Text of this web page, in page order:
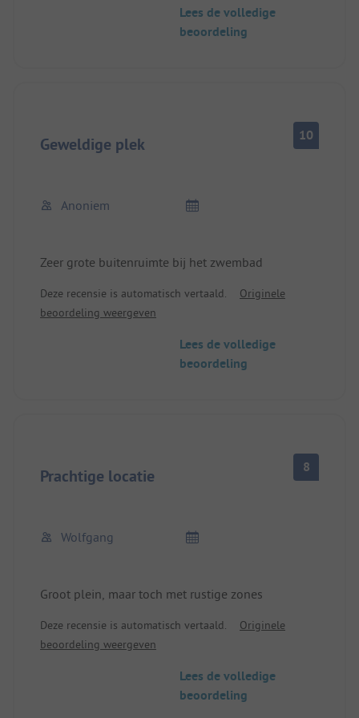
Lees de volledige
beoordeling
Geweldige plek 10
Anoniem
Zeer grote buitenruimte bij het zwembad
Deze recensie is automatisch vertaald.
Originele
beoordeling weergeven
Lees de volledige
beoordeling
Prachtige locatie 8
Wolfgang
Groot plein, maar toch met rustige zones
Deze recensie is automatisch vertaald.
Originele
beoordeling weergeven
Lees de volledige
beoordeling